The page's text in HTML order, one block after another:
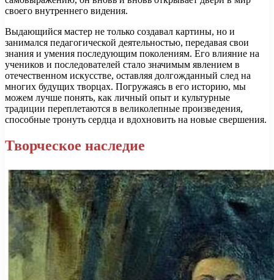
своего внутреннего видения.
Выдающийся мастер не только создавал картины, но и
занимался педагогической деятельностью, передавая свои
знания и умения последующим поколениям. Его влияние на
учеников и последователей стало значимым явлением в
отечественном искусстве, оставляя долгожданный след на
многих будущих творцах. Погружаясь в его историю, мы
можем лучше понять, как личный опыт и культурные
традиции переплетаются в великолепные произведения,
способные тронуть сердца и вдохновить на новые свершения.
Творческое наследие